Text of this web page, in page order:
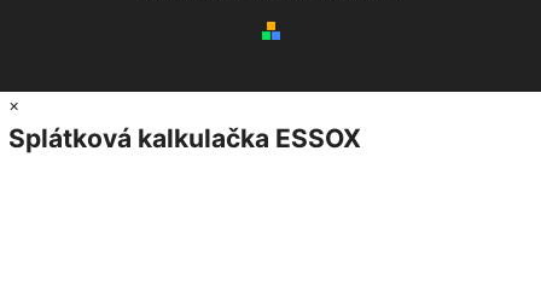
×
Splátková kalkulačka ESSOX